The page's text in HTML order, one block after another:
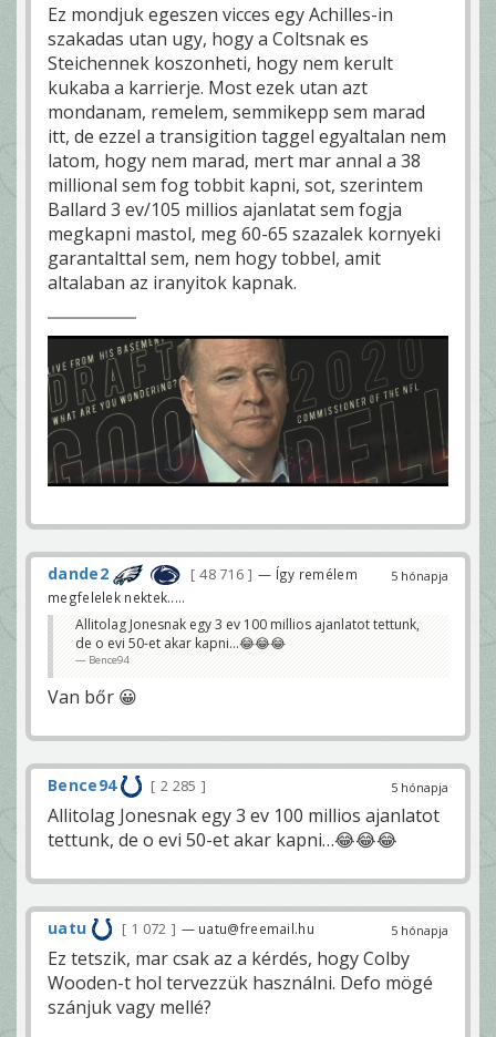
Ez mondjuk egeszen vicces egy Achilles-in
szakadas utan ugy, hogy a Coltsnak es
Steichennek koszonheti, hogy nem kerult
kukaba a karrierje. Most ezek utan azt
mondanam, remelem, semmikepp sem marad
itt, de ezzel a transigition taggel egyaltalan nem
latom, hogy nem marad, mert mar annal a 38
millional sem fog tobbit kapni, sot, szerintem
Ballard 3 ev/105 millios ajanlatat sem fogja
megkapni mastol, meg 60-65 szazalek kornyeki
garantalttal sem, nem hogy tobbel, amit
altalaban az iranyitok kapnak.
5 hónapja
dande2 48 716
— Így remélem
megfelelek nektek.....
Allitolag Jonesnak egy 3 ev 100 millios ajanlatot tettunk,
de o evi 50-et akar kapni…😂😂😂
Bence94
Van bőr 😀
5 hónapja
Bence94 2 285
Allitolag Jonesnak egy 3 ev 100 millios ajanlatot
tettunk, de o evi 50-et akar kapni…😂😂😂
5 hónapja
uatu 1 072 — uatu@freemail.hu
Ez tetszik, mar csak az a kérdés, hogy Colby
Wooden-t hol tervezzük használni. Defo mögé
szánjuk vagy mellé?